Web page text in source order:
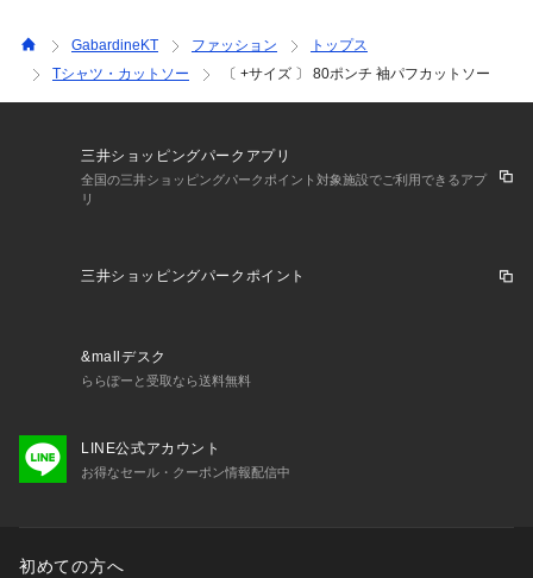
GabardineKT ファッション
トップス
Tシャツ・カットソー
〔 +サイズ 〕 80ポンチ 袖パフカットソー
三井ショッピングパークアプリ
全国の三井ショッピングパークポイント対象施設でご利用できるアプ
リ
三井ショッピングパークポイント
&mallデスク
ららぽーと受取なら送料無料
LINE公式アカウント
お得なセール・クーポン情報配信中
初めての方へ